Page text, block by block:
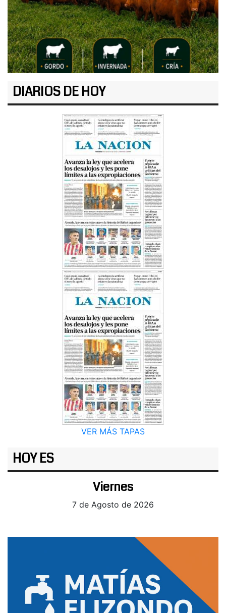
DIARIOS DE HOY
VER MÁS TAPAS
HOY ES
Viernes
7 de Agosto de 2026